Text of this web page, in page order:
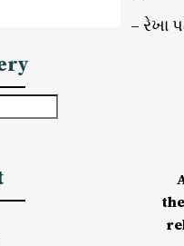
– રેખા